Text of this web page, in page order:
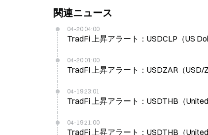
関連ニュース
04-20 04:00
TradFi 上昇アラート：USDCLP（US
04-20 01:00
TradFi 上昇アラート：USDZAR（
04-19 23:01
TradFi 上昇アラート：USDTHB（
04-19 21:00
TradFi 上昇アラート：USDTHB（